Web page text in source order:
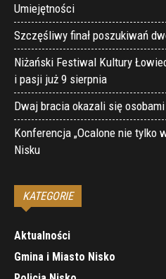
Umiejętności
Szczęśliwy finał poszukiwań
Niżański Festiwal Kultury
i pasji już 9 sierpnia
Dwaj bracia okazali się
Konferencja „Ocalone nie tylko
Nisku
KATEGORIE
Aktualności
Gmina i Miasto Nisko